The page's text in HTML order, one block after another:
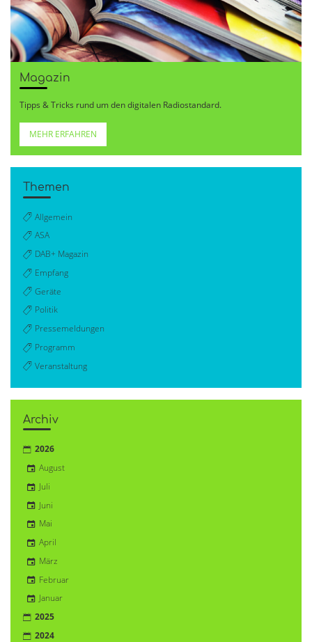
Magazin
Tipps & Tricks rund um den digitalen Radiostandard.
MEHR ERFAHREN
Themen
Allgemein
ASA
DAB+ Magazin
Empfang
Geräte
Politik
Pressemeldungen
Programm
Veranstaltung
Archiv
2026
August
Juli
Juni
Mai
April
März
Februar
Januar
2025
2024